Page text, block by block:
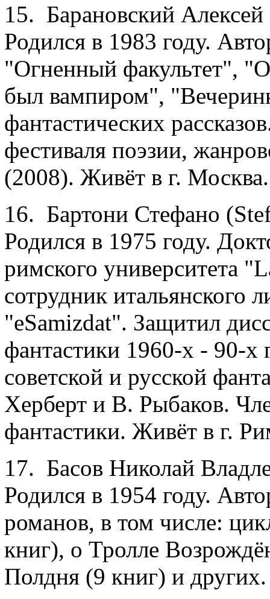
15. Барановский Алексей
Родился в 1983 году.
"Огненный факультет",
был вампиром",
фантастических
фестиваля поэзии,
(2008). Живёт в г. Москва.
16. Бартони Стефано
Родился в 1975 году.
римского университета
сотрудник итальянского
"eSamizdat". Защитил
фантастики 1960-х - 90-х
советской и русской
Херберт и В. Рыбаков.
фантастики. Живёт в г.
17. Басов Николай
Родился в 1954 году.
романов, в том числе:
книг), о Тролле
Полдня (9 книг) и